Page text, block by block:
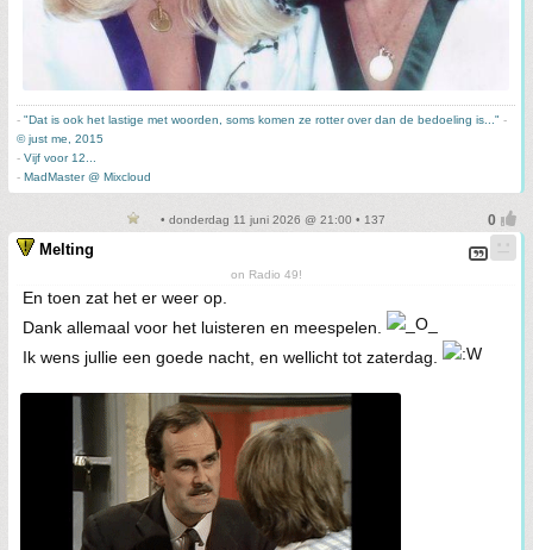
- "Dat is ook het lastige met woorden, soms komen ze rotter over dan de bedoeling is..." -
© just me, 2015
- Vijf voor 12...
- MadMaster @ Mixcloud
• donderdag 11 juni 2026 @ 21:00 • 137
Melting
on Radio 49!
En toen zat het er weer op.
Dank allemaal voor het luisteren en meespelen.
Ik wens jullie een goede nacht, en wellicht tot zaterdag.